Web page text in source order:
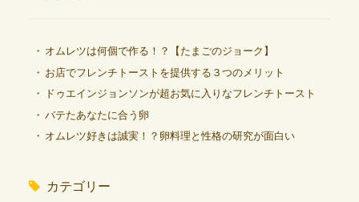
オムレツは何個で作る！？【たまごのジョーク】
お店でフレンチトーストを提供する３つのメリット
ドゥエインジョンソンが超お気に入りなフレンチトースト
バテたあなたに合う卵
オムレツ好きは誠実！？卵料理と性格の研究が面白い
カテゴリー